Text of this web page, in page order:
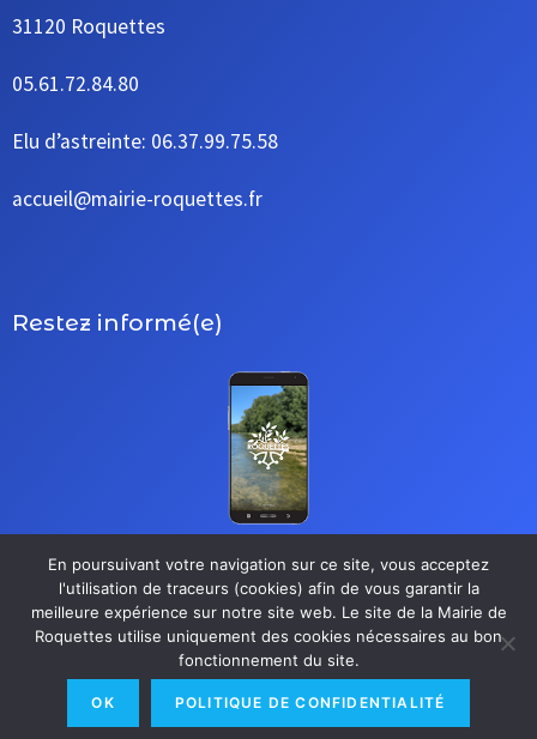
31120 Roquettes
05.61.72.84.80
Elu d’astreinte: 06.37.99.75.58
accueil@mairie-roquettes.fr
Restez informé(e)
S’inscrire à la newsletter
Mentions légales
En poursuivant votre navigation sur ce site, vous acceptez
l'utilisation de traceurs (cookies) afin de vous garantir la
meilleure expérience sur notre site web. Le site de la Mairie de
Roquettes utilise uniquement des cookies nécessaires au bon
fonctionnement du site.
OK POLITIQUE DE CONFIDENTIALITÉ